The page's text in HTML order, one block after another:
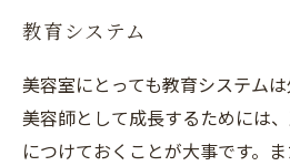
教育システム
美容室にとっても教育システムは
美容師として成長するためには
につけておくことが大事です。